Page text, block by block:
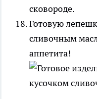
Готовую
сливочным
аппетита!